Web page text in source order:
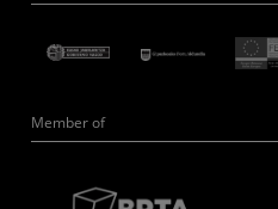
Member of